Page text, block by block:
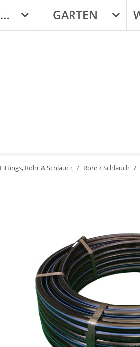
MÄHROBOTER GARTEN
Fittings, Rohr & Schlauch Rohr / Schlauch